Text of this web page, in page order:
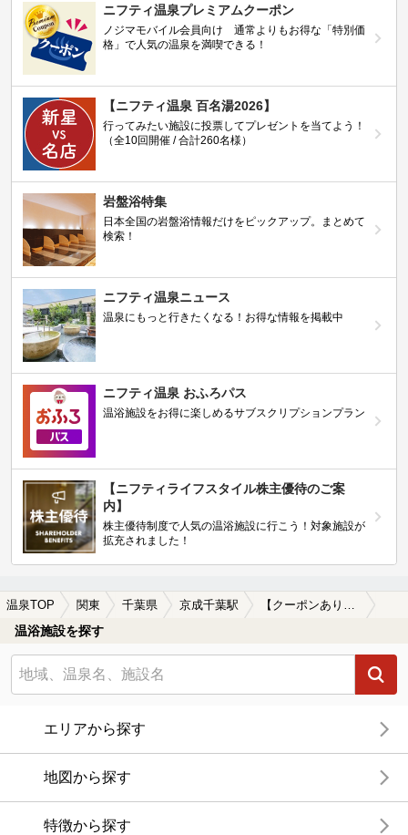
ニフティ温泉プレミアムクーポン
ノジマモバイル会員向け 通常よりもお得な「特別価
格」で人気の温泉を満喫できる！
【ニフティ温泉 百名湯2026】
行ってみたい施設に投票してプレゼントを当てよう！
（全10回開催 / 合計260名様）
岩盤浴特集
日本全国の岩盤浴情報だけをピックアップ。まとめて
検索！
ニフティ温泉ニュース
温泉にもっと行きたくなる！お得な情報を掲載中
ニフティ温泉 おふろパス
温浴施設をお得に楽しめるサブスクリプションプラン
【ニフティライフスタイル株主優待のご案
内】
株主優待制度で人気の温浴施設に行こう！対象施設が
拡充されました！
温泉TOP 関東 千葉県 京成千葉駅 【クーポンあり】駅近（徒歩10分以内）の京成千葉駅近くの温泉、日帰り温泉、スーパー銭湯おすすめ
温浴施設を探す
エリアから探す
地図から探す
特徴から探す